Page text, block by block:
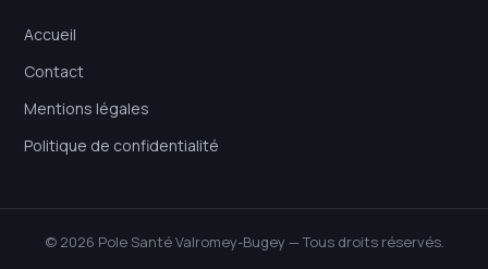
Accueil
Contact
Mentions légales
Politique de confidentialité
© 2026 Pole Santé Valromey-Bugey — Tous droits réservés.